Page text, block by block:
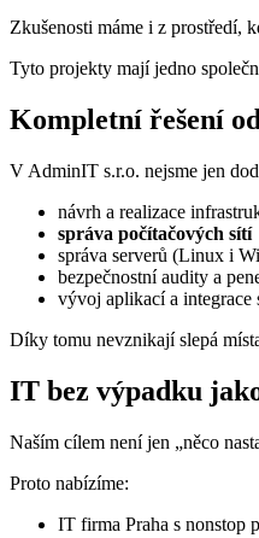
Zkušenosti máme i z prostředí,
Tyto projekty mají jedno
Kompletní řešení
V AdminIT s.r.o. nejsme jen
návrh a realizace
správa počítačových sítí
správa serverů (Linux i
bezpečnostní audity a
vývoj aplikací a integrace
Díky tomu nevznikají slepá
IT bez výpadku
Naším cílem není jen „něco
Proto nabízíme:
IT firma Praha s nonstop